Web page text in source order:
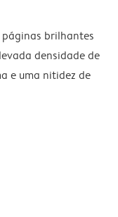
páginas brilhantes
densidade de
e uma nitidez de